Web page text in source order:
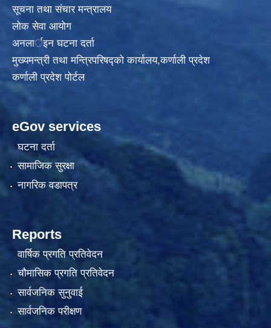
सूचना तथा संचार मन्त्रालय
लोक सेवा आयोग
अनलार्इन घटना दर्ता
मुख्यमन्त्री तथा मन्त्रिपरिषद्को कार्यालय,कर्णाली प्रदेश
कर्णाली प्रदेश पोर्टल
eGov services
घटना दर्ता
सामाजिक सुरक्षा
नागरिक वडापत्र
Reports
वार्षिक प्रगति प्रतिवेदन
चौमासिक प्रगति प्रतिवेदन
सार्वजनिक सुनुवाई
सार्वजनिक परीक्षण